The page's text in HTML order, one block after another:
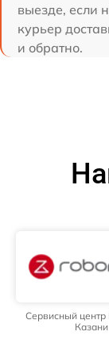
выезде, если
курьер
и обратно.
Сервисный центр
Казани